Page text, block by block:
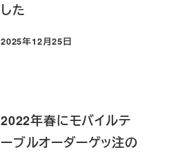
した
投稿日
2025年12月25日
2022年春にモバイルテ
ーブルオーダーゲッ注の